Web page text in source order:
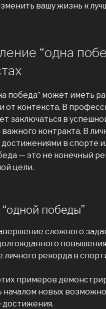
вашу жизнь к
“одна
победа” может иметь
от контекста. В
заключаться в
контракта. В
достижениями в спорте
— это не конечный
цели.
победы”
сложного
рекорда в
примеров
началом новых